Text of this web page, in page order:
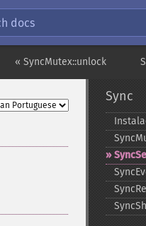
docs
« SyncMutex::unlock
Sync